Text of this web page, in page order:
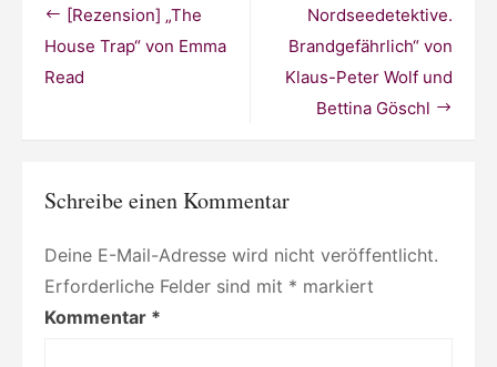
Stuart
Wilson
Nordseedetektive.
Brandgefährlich“ von
Klaus-Peter Wolf und
Bettina Göschl
[Rezension] „The
House Trap“ von Emma
Read
Schreibe einen Kommentar
Deine E-Mail-Adresse wird nicht veröffentlicht.
Erforderliche Felder sind mit * markiert
Kommentar *